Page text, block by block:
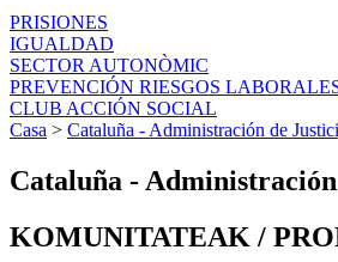
PRISIONES
IGUALDAD
SECTOR AUTONÒMIC
PREVENCIÓN RIESGOS
CLUB ACCIÓN SOCIAL
Casa > Cataluña - Administración de
Cataluña -
KOMUNITATEAK /